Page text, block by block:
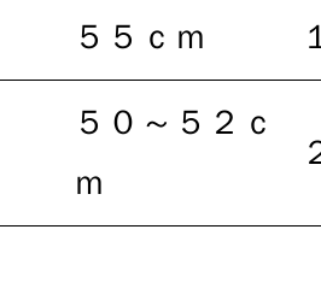
５５ｃｍ
５０～５２ｃ
ｍ